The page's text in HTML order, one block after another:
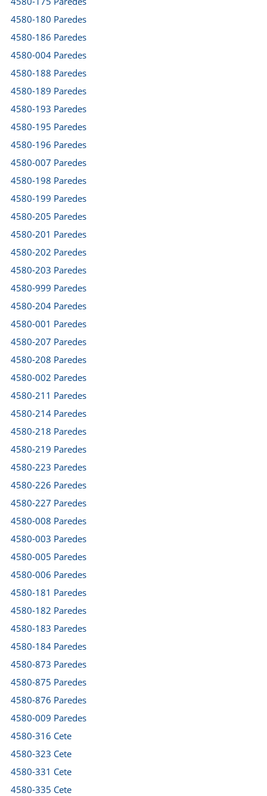
4580-180 Paredes
4580-186 Paredes
4580-004 Paredes
4580-188 Paredes
4580-189 Paredes
4580-193 Paredes
4580-195 Paredes
4580-196 Paredes
4580-007 Paredes
4580-198 Paredes
4580-199 Paredes
4580-205 Paredes
4580-201 Paredes
4580-202 Paredes
4580-203 Paredes
4580-999 Paredes
4580-204 Paredes
4580-001 Paredes
4580-207 Paredes
4580-208 Paredes
4580-002 Paredes
4580-211 Paredes
4580-214 Paredes
4580-218 Paredes
4580-219 Paredes
4580-223 Paredes
4580-226 Paredes
4580-227 Paredes
4580-008 Paredes
4580-003 Paredes
4580-005 Paredes
4580-006 Paredes
4580-181 Paredes
4580-182 Paredes
4580-183 Paredes
4580-184 Paredes
4580-873 Paredes
4580-875 Paredes
4580-876 Paredes
4580-009 Paredes
4580-316 Cete
4580-323 Cete
4580-331 Cete
4580-335 Cete